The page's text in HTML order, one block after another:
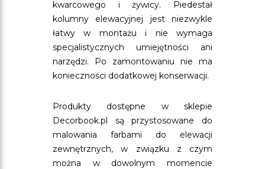
kwarcowego i żywicy. Piedestał
kolumny elewacyjnej jest niezwykle
łatwy w montażu i nie wymaga
specjalistycznych umiejętności ani
narzędzi. Po zamontowaniu nie ma
konieczności dodatkowej konserwacji.
Produkty dostępne w sklepie
Decorbook.pl są przystosowane do
malowania farbami do elewacji
zewnętrznych, w związku z czym
można w dowolnym momencie